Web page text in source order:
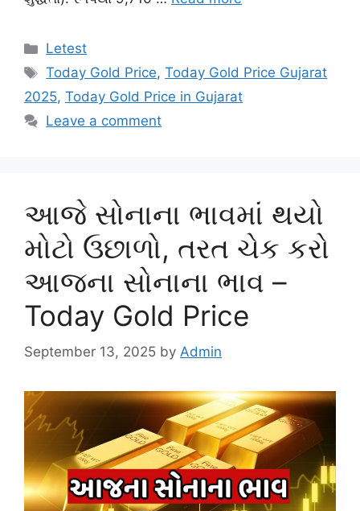
Categories
Letest
Tags
Today Gold Price,Today Gold Price Gujarat
2025, Today Gold Price in Gujarat
Leave a comment
આજે સોનાના ભાવમાં થયો
મોટો ઉછાળો, તરત ચેક કરો
આજના સોનાના ભાવ –
Today Gold Price
September 13, 2025 by Admin